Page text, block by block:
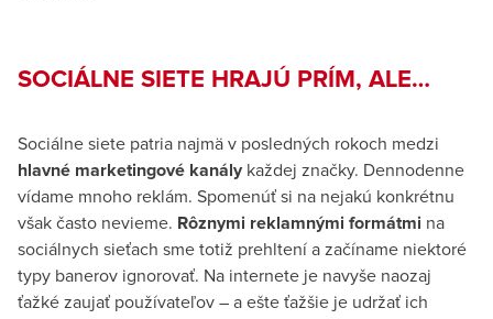
SOCIÁLNE SIETE HRAJÚ PRÍM, ALE…
Sociálne siete patria najmä v posledných rokoch medzi
hlavné marketingové kanály každej značky. Dennodenne
vídame mnoho reklám. Spomenúť si na nejakú konkrétnu
však často nevieme. Rôznymi reklamnými formátmi na
sociálnych sieťach sme totiž prehltení a začíname niektoré
typy banerov ignorovať. Na internete je navyše naozaj
ťažké zaujať používateľov – a ešte ťažšie je udržať ich